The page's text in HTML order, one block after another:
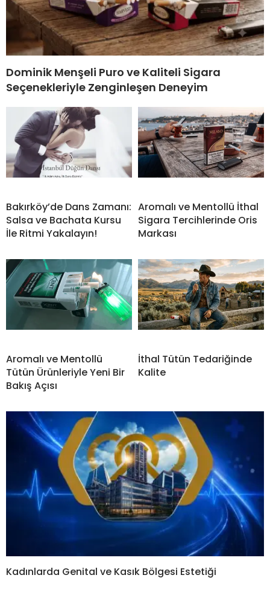
Dominik Menşeli Puro ve Kaliteli Sigara
Seçenekleriyle Zenginleşen Deneyim
Bakırköy’de Dans Zamanı:
Salsa ve Bachata Kursu
İle Ritmi Yakalayın!
Aromalı ve Mentollü İthal
Sigara Tercihlerinde Oris
Markası
Aromalı ve Mentollü
Tütün Ürünleriyle Yeni Bir
Bakış Açısı
İthal Tütün Tedariğinde
Kalite
Kadınlarda Genital ve Kasık Bölgesi Estetiği